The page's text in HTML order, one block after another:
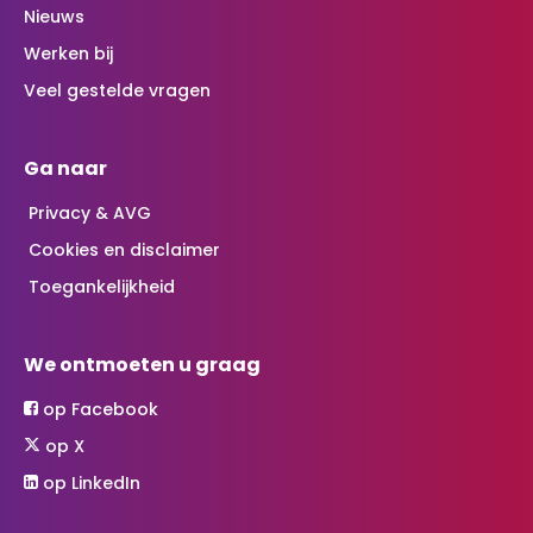
Nieuws
Werken bij
Veel gestelde vragen
Ga naar
Privacy & AVG
Cookies en disclaimer
Toegankelijkheid
We ontmoeten u graag
op Facebook
op X
op LinkedIn